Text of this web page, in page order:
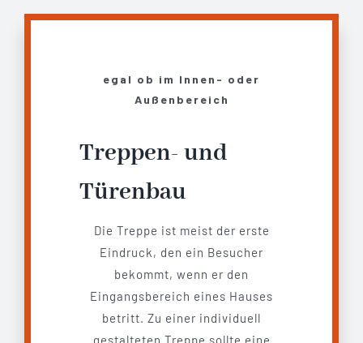
egal ob im Innen- oder
Außenbereich
Treppen- und
Türenbau
Die Treppe ist meist der erste
Eindruck, den ein Besucher
bekommt, wenn er den
Eingangsbereich eines Hauses
betritt. Zu einer individuell
gestalteten Treppe sollte eine